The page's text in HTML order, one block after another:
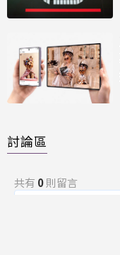
討論區
共有 0則留言